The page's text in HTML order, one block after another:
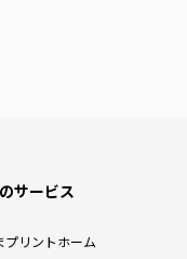
サービス
プリントホーム